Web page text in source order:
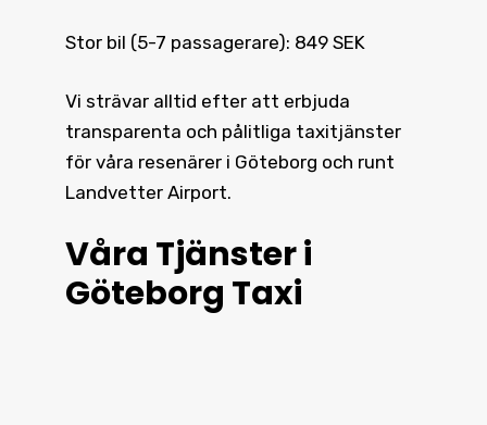
Stor bil (5-7 passagerare): 849 SEK
Vi strävar alltid efter att erbjuda
transparenta och pålitliga taxitjänster
för våra resenärer i Göteborg och runt
Landvetter Airport.
Våra Tjänster i
Göteborg Taxi